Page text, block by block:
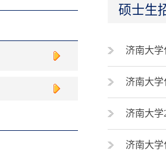
硕士生
济南大学
济南大学
济南大学
济南大学